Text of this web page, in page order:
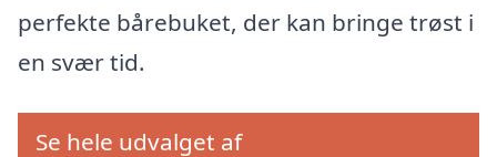
perfekte bårebuket, der kan bringe trøst i
en svær tid.
Se hele udvalget af